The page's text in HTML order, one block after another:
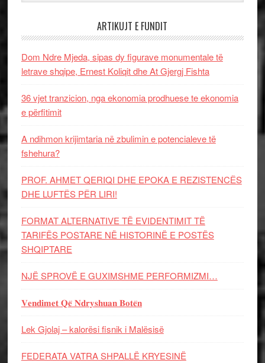
ARTIKUJT E FUNDIT
Dom Ndre Mjeda, sipas dy figurave monumentale të
letrave shqipe, Ernest Koliqit dhe At Gjergj Fishta
36 vjet tranzicion, nga ekonomia prodhuese te ekonomia
e përfitimit
A ndihmon krijimtaria në zbulimin e potencialeve të
fshehura?
PROF. AHMET QERIQI DHE EPOKA E REZISTENCЁS
DHE LUFTЁS PЁR LIRI!
FORMAT ALTERNATIVE TË EVIDENTIMIT TË
TARIFËS POSTARE NË HISTORINË E POSTËS
SHQIPTARE
NJË SPROVË E GUXIMSHME PERFORMIZMI…
𝐕𝐞𝐧𝐝𝐢𝐦𝐞𝐭 𝐐𝐞̈ 𝐍𝐝𝐫𝐲𝐬𝐡𝐮𝐚𝐧 𝐁𝐨𝐭𝐞̈𝐧
Lek Gjolaj – kalorësi fisnik i Malësisë
FEDERATA VATRA SHPALLË KRYESINË